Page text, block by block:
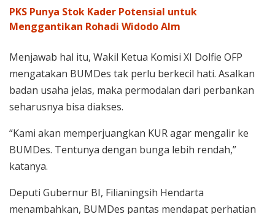
PKS Punya Stok Kader Potensial untuk
Menggantikan Rohadi Widodo Alm
Menjawab hal itu, Wakil Ketua Komisi XI Dolfie OFP
mengatakan BUMDes tak perlu berkecil hati. Asalkan
badan usaha jelas, maka permodalan dari perbankan
seharusnya bisa diakses.
“Kami akan memperjuangkan KUR agar mengalir ke
BUMDes. Tentunya dengan bunga lebih rendah,”
katanya.
Deputi Gubernur BI, Filianingsih Hendarta
menambahkan, BUMDes pantas mendapat perhatian